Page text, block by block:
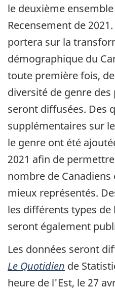
le deuxième
Recensement de
portera sur la
démographique du
toute première fois,
diversité de genre des
seront diffusées. Des
supplémentaires sur
le genre ont été
2021 afin de
nombre de
mieux représentés.
les différents types de
seront également
Les données seront
Le Quotidien de
heure de l'Est, le 27